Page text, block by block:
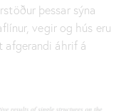
þessar sýna
vegir og hús eru
áhrif á